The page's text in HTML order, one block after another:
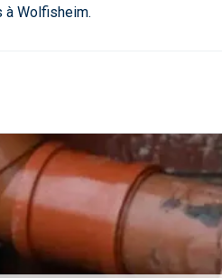
Wolfisheim.